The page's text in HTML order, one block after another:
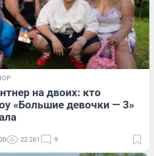
на двоих: кто
«Большие девочки — 3»
22 261 9